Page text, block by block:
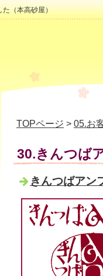
（本高砂屋）
TOPページ > 05.お
30.きんつば
きんつばアン